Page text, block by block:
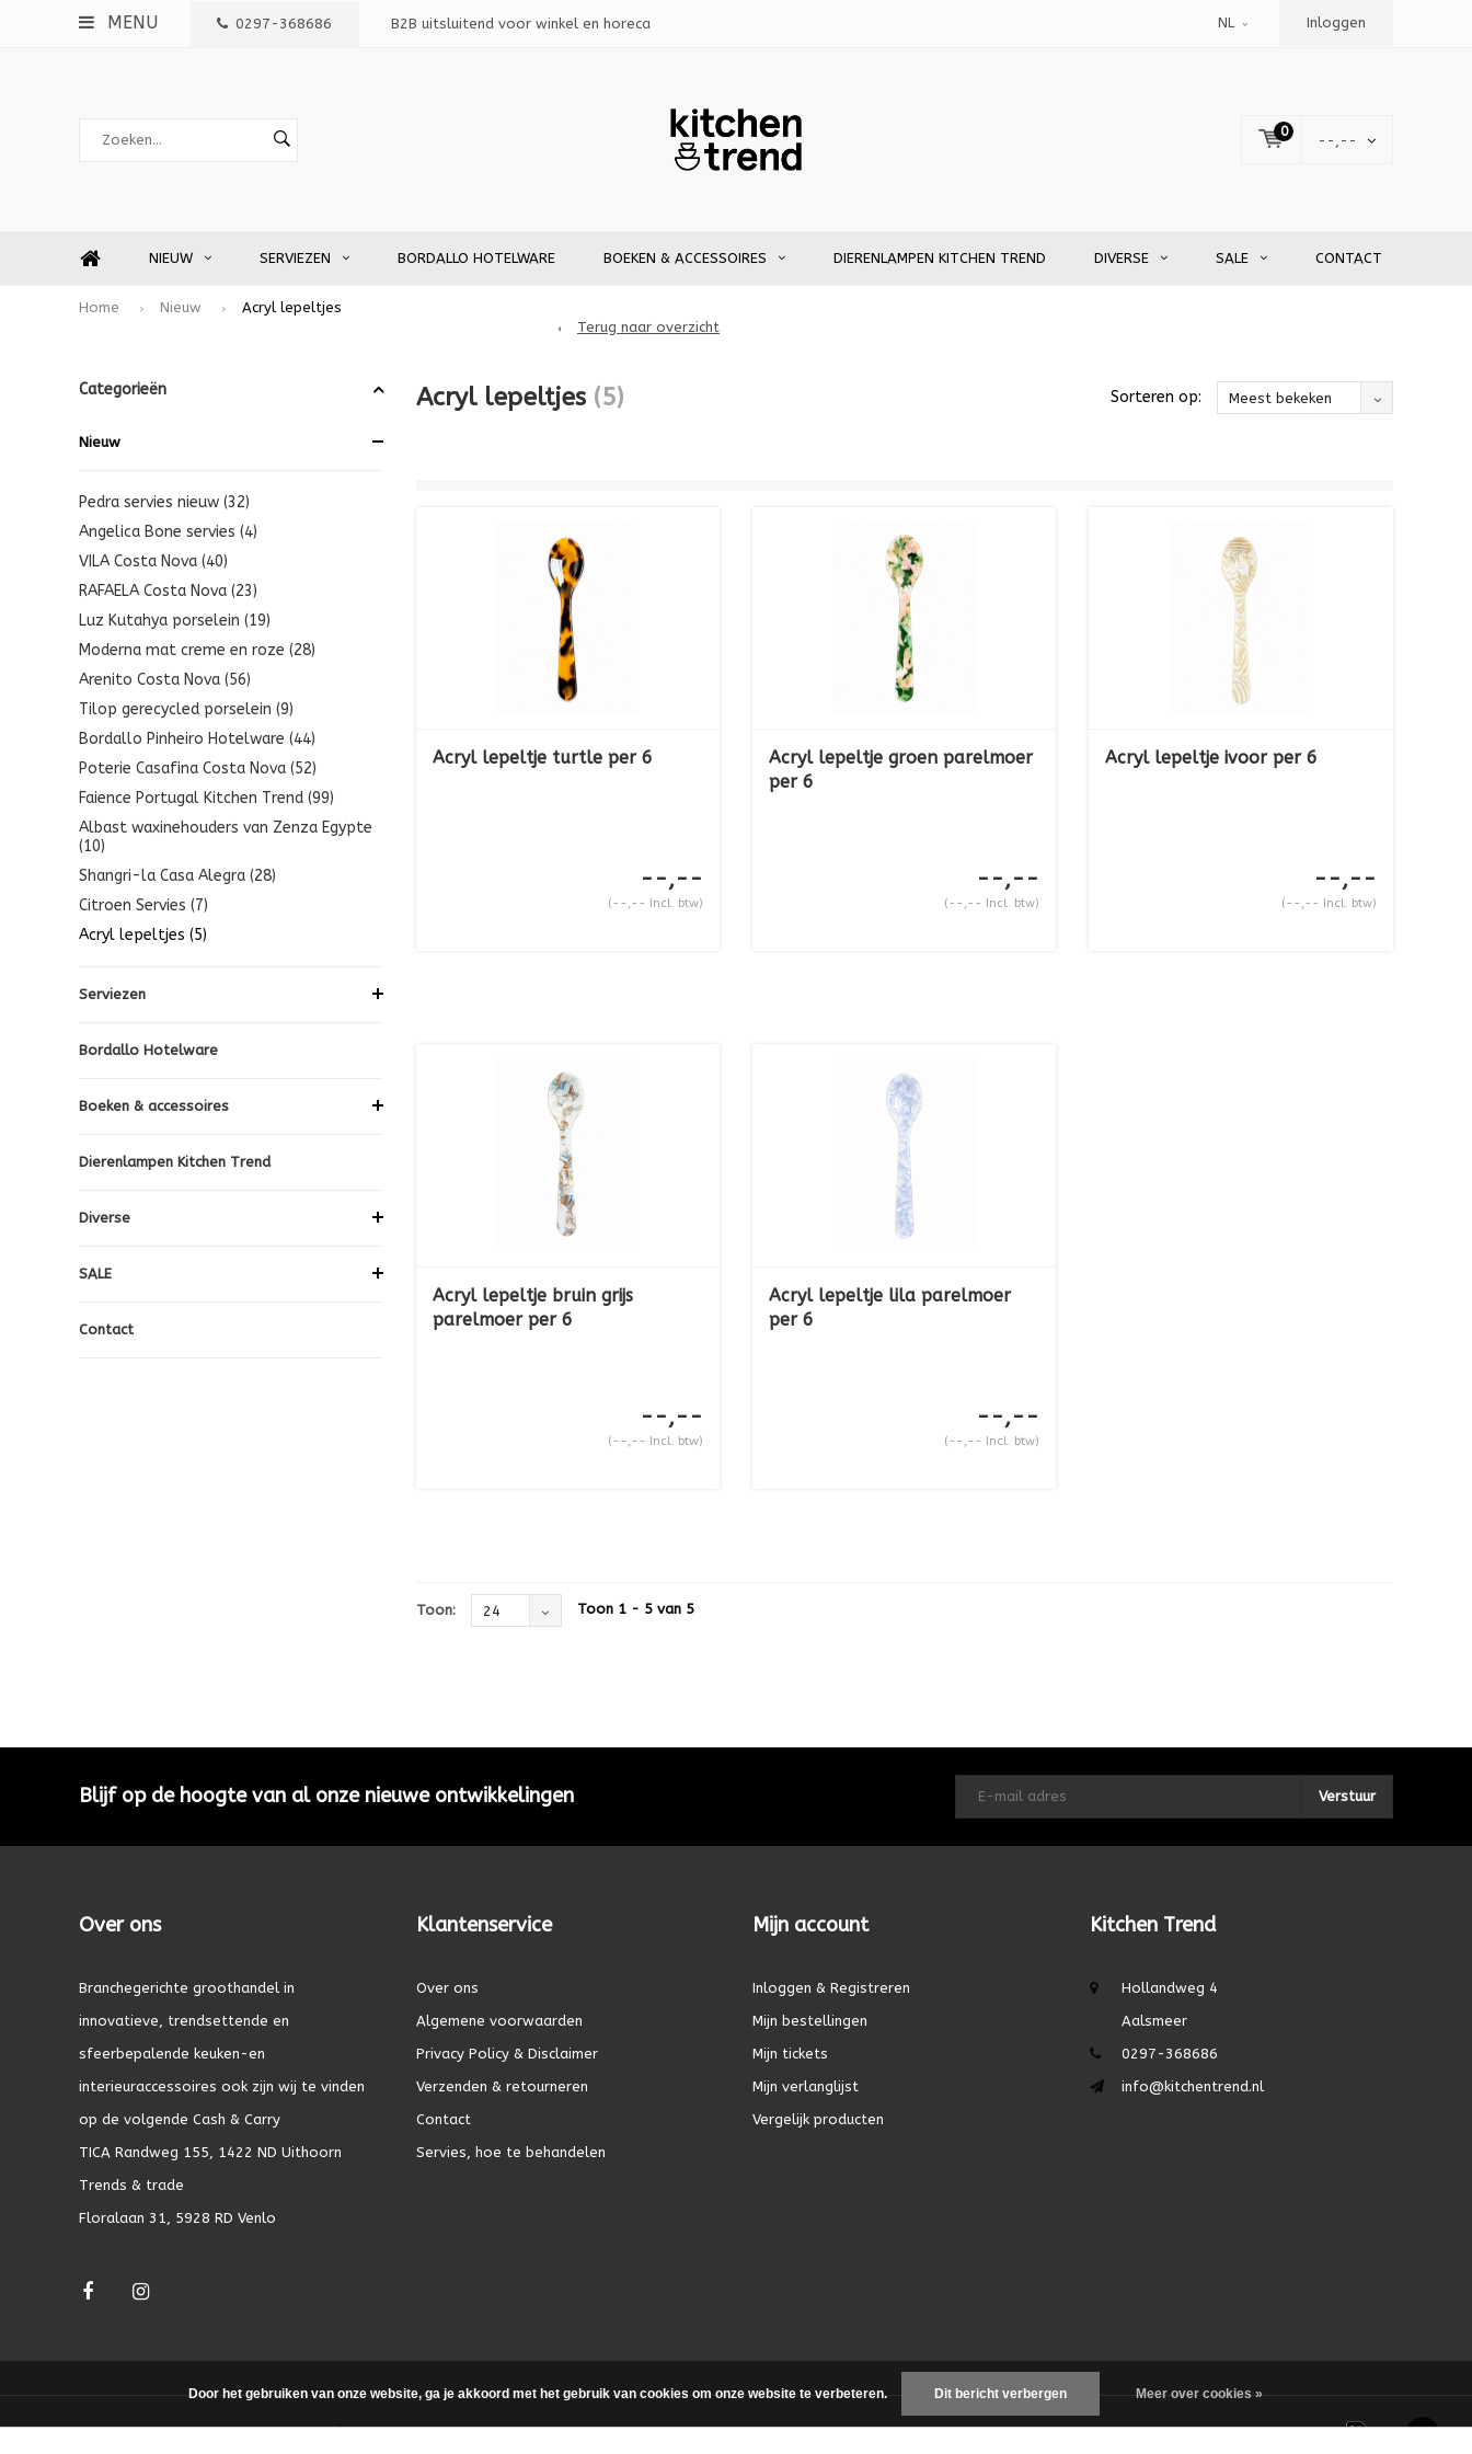
MENU 0297-368686 B2B uitsluitend voor winkel en horeca NL Inloggen
0
--,--
NIEUW SERVIEZEN BORDALLO HOTELWARE BOEKEN & ACCESSOIRES DIERENLAMPEN KITCHEN TREND DIVERSE SALE CONTACT
Home Nieuw
Acryl lepeltjes
Terug naar overzicht
Categorieën
Nieuw
Pedra servies nieuw (32)
Angelica Bone servies (4)
VILA Costa Nova (40)
RAFAELA Costa Nova (23)
Luz Kutahya porselein (19)
Moderna mat creme en roze (28)
Arenito Costa Nova (56)
Tilop gerecycled porselein (9)
Bordallo Pinheiro Hotelware (44)
Poterie Casafina Costa Nova (52)
Faience Portugal Kitchen Trend (99)
Albast waxinehouders van Zenza Egypte
(10)
Shangri-la Casa Alegra (28)
Citroen Servies (7)
Acryl lepeltjes (5)
Serviezen
Bordallo Hotelware
Boeken & accessoires
Dierenlampen Kitchen Trend
Diverse
SALE
Contact
Acryl lepeltjes (5) Sorteren op: Meest bekeken
Acryl lepeltje turtle per 6
--,--
(--,-- Incl. btw)
Acryl lepeltje groen parelmoer
per 6
--,--
(--,-- Incl. btw)
Acryl lepeltje ivoor per 6
--,--
(--,-- Incl. btw)
Acryl lepeltje bruin grijs
parelmoer per 6
--,--
(--,-- Incl. btw)
Acryl lepeltje lila parelmoer
per 6
--,--
(--,-- Incl. btw)
Toon: 24 Toon 1 - 5 van 5
Blijf op de hoogte van al onze nieuwe ontwikkelingen Verstuur
Over ons
Branchegerichte groothandel in
innovatieve, trendsettende en
sfeerbepalende keuken-en
interieuraccessoires ook zijn wij te vinden
op de volgende Cash & Carry
TICA Randweg 155, 1422 ND Uithoorn
Trends & trade
Floralaan 31, 5928 RD Venlo
Klantenservice
Over ons
Algemene voorwaarden
Privacy Policy & Disclaimer
Verzenden & retourneren
Contact
Servies, hoe te behandelen
Mijn account
Inloggen & Registreren
Mijn bestellingen
Mijn tickets
Mijn verlanglijst
Vergelijk producten
Kitchen Trend
Hollandweg 4
Aalsmeer
0297-368686
info@kitchentrend.nl
© Copyright 2026 - Theme byDMWS.nl|
Door het gebruiken van onze website, ga je akkoord met het gebruik van cookies om onze website te verbeteren. Dit bericht verbergen Meer over cookies »